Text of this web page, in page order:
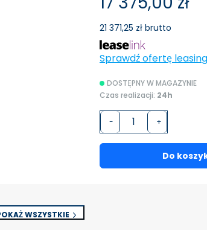
21 371,25 zł brutto
Sprawdź ofertę
DOSTĘPNY W MAGAZYNIE
Czas realizacji: 24h
- +
Do
WSZYSTKIE